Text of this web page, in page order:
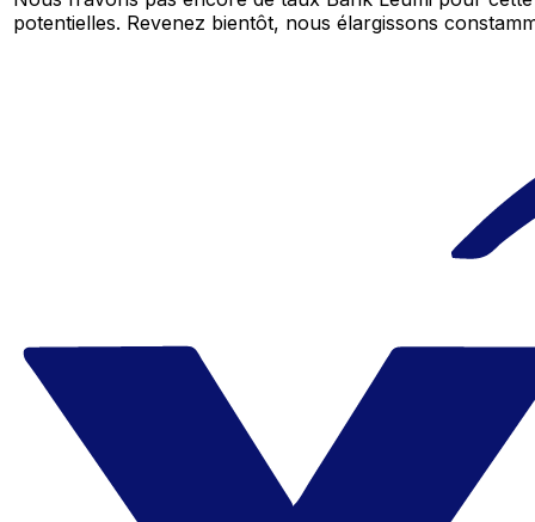
potentielles. Revenez bientôt, nous élargissons